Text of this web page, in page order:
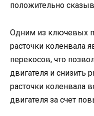
положительно
Одним из ключевых
расточки коленвала
перекосов, что
двигателя и снизить
расточки коленвала
двигателя за счет